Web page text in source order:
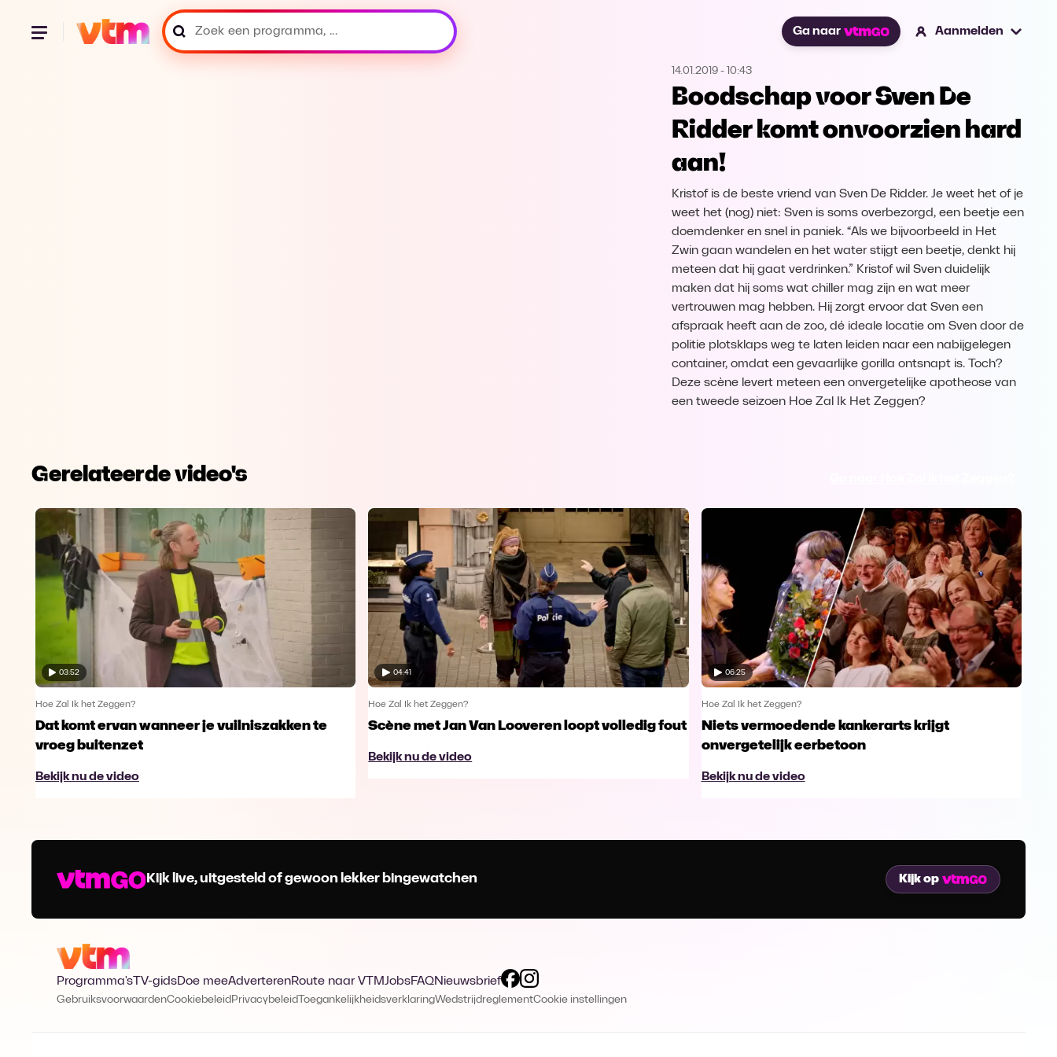
Oeps, browser niet ondersteund
Ga naar Aanmelden
14.01.2019 - 10:43
Boodschap voor Sven De
Ridder komt onvoorzien hard
aan!
Kristof is de beste vriend van Sven De Ridder. Je weet het of je
weet het (nog) niet: Sven is soms overbezorgd, een beetje een
doemdenker en snel in paniek. “Als we bijvoorbeeld in Het
Zwin gaan wandelen en het water stijgt een beetje, denkt hij
meteen dat hij gaat verdrinken.” Kristof wil Sven duidelijk
maken dat hij soms wat chiller mag zijn en wat meer
vertrouwen mag hebben. Hij zorgt ervoor dat Sven een
afspraak heeft aan de zoo, dé ideale locatie om Sven door de
politie plotsklaps weg te laten leiden naar een nabijgelegen
container, omdat een gevaarlijke gorilla ontsnapt is. Toch?
Deze scène levert meteen een onvergetelijke apotheose van
een tweede seizoen Hoe Zal Ik Het Zeggen?
Gerelateerde video's
03:52
Hoe Zal Ik het Zeggen?
Dat komt ervan wanneer je vuilniszakken te
vroeg buitenzet
Bekijk nu de video
04:41
Hoe Zal Ik het Zeggen?
Scène met Jan Van Looveren loopt volledig fout
Bekijk nu de video
06:25
Hoe Zal Ik het Zeggen?
Niets vermoedende kankerarts krijgt
onvergetelijk eerbetoon
Bekijk nu de video
Kijk live, uitgesteld of gewoon lekker bingewatchen Kijk op
Programma's TV-gidsDoe meeAdverterenRoute naar VTMJobsFAQNieuwsbrief
GebruiksvoorwaardenCookiebeleidPrivacybeleid ToegankelijkheidsverklaringWedstrijdreglementCookie instellingen